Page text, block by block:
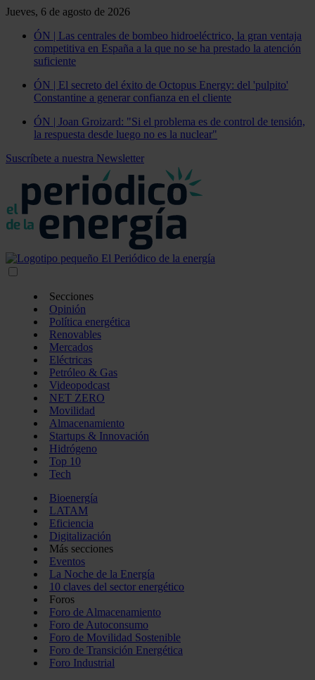
Jueves, 6 de agosto de 2026
ÓN | Las centrales de bombeo hidroeléctrico, la gran ventaja
competitiva en España a la que no se ha prestado la atención
suficiente
ÓN | El secreto del éxito de Octopus Energy: del 'pulpito'
Constantine a generar confianza en el cliente
ÓN | Joan Groizard: "Si el problema es de control de tensión,
la respuesta desde luego no es la nuclear"
Suscríbete a nuestra Newsletter
Secciones
Opinión
Política energética
Renovables
Mercados
Eléctricas
Petróleo & Gas
Videopodcast
NET ZERO
Movilidad
Almacenamiento
Startups & Innovación
Hidrógeno
Top 10
Tech
Bioenergía
LATAM
Eficiencia
Digitalización
Más secciones
Eventos
La Noche de la Energía
10 claves del sector energético
Foros
Foro de Almacenamiento
Foro de Autoconsumo
Foro de Movilidad Sostenible
Foro de Transición Energética
Foro Industrial